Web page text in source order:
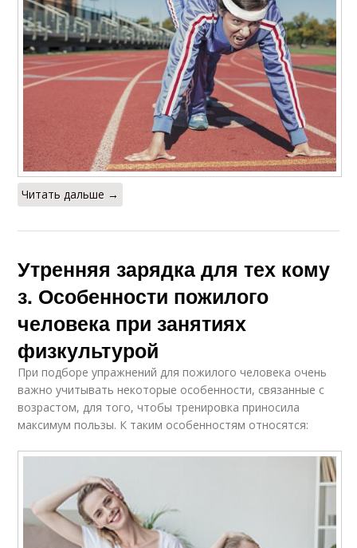
Читать дальше →
Утренняя зарядка для тех кому
з. Особенности пожилого
человека при занятиях
физкультурой
При подборе упражнений для пожилого человека очень
важно учитывать некоторые особенности, связанные с
возрастом, для того, чтобы тренировка приносила
максимум пользы. К таким особенностям относятся: